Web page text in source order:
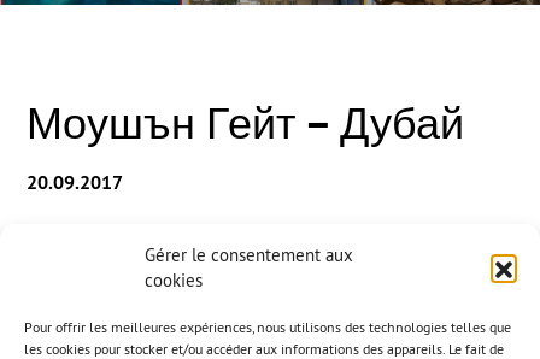
Gérer le consentement aux
cookies
Pour offrir les meilleures expériences, nous utilisons des technologies telles que
les cookies pour stocker et/ou accéder aux informations des appareils. Le fait de
Моушън Гейт – Дубай
20.09.2017
ААВучаства в реализацията, в новия парк
различни атракции като: